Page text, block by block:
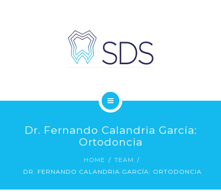
CLÍNICA DENTAL CHAMBERÍ
NUESTRAS CLÍNICAS DENTALES EN MADRID
PEDIR CITA DENTISTAS MADRID
Dr. Fernando Calandria García:
Ortodoncia
HOME
TEAM
DR. FERNANDO CALANDRIA GARCÍA: ORTODONCIA